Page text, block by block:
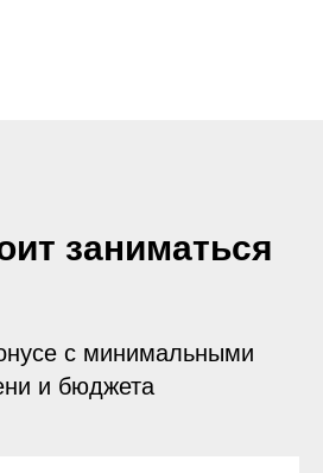
заниматься
с минимальными
и бюджета